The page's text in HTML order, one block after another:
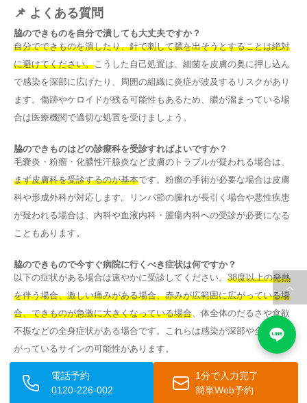
📌 よくある質問
脇のできものを自分で潰しても大丈夫ですか？
自分でできものを潰したり、針で刺して膿を出そうとすることは絶対
に避けてください。こうした自己処置は、細菌を皮膚の奥に押し込ん
で感染を深部に広げたり、周囲の組織に炎症が波及するリスクがあり
ます。傷跡やケロイドが残る可能性もあるため、膿が溜まっている場
合は医療機関で適切な処置を受けましょう。
脇のできものはどの診療科を受診すればよいですか？
毛嚢炎・粉瘤・化膿性汗腺炎など皮膚のトラブルが疑われる場合は、
まず皮膚科を受診するのが基本です。粉瘤の手術が必要な場合は皮膚
科や形成外科が対応します。リンパ節の腫れが長引く場合や悪性疾患
が疑われる場合は、内科や血液内科・腫瘍内科への受診が必要になる
こともあります。
脇のできもので今すぐ病院に行くべき症状は何ですか？
以下の症状がある場合は速やかに受診してください。 38度以上の発熱
を伴う場合、激しい痛みがある場合、赤みが広範囲に広がっている場
合、できものが急激に大きくなっている場合、体全体のだるさや食欲
不振などの全身症状がある場合です。これらは感染が深部や全身に広
がっているサインの可能性があります。
繰り返す脇の毛嚢炎を根本的に改善する方法はありますか？
繰り返す毛嚢炎には、医療レーザー脱毛が根本的な予防策として有効
電話予約
0120-226-002
1分で入力完了
簡単Web予約